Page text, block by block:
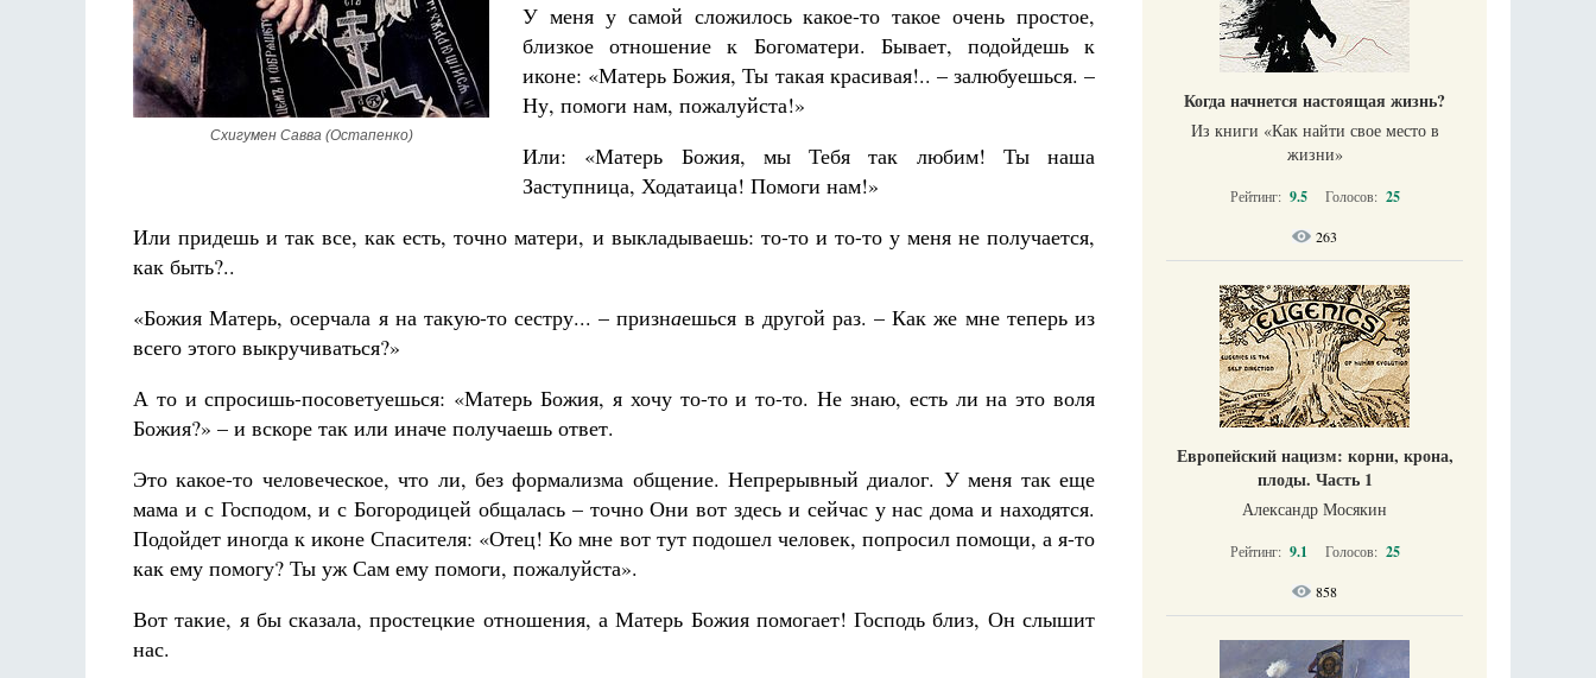
Схигумен Савва (Остапенко)
У меня у самой сложилось какое-то такое очень простое,
близкое отношение к Богоматери. Бывает, подойдешь к
иконе: «Матерь Божия, Ты такая красивая!.. – залюбуешься. –
Ну, помоги нам, пожалуйста!»
Или: «Матерь Божия, мы Тебя так любим! Ты наша
Заступница, Ходатаица! Помоги нам!»
Или придешь и так все, как есть, точно матери, и выкладываешь: то-то и то-то у меня не получается,
как быть?..
«Божия Матерь, осерчала я на такую-то сестру... – признаешься в другой раз. – Как же мне теперь из
всего этого выкручиваться?»
А то и спросишь-посоветуешься: «Матерь Божия, я хочу то-то и то-то. Не знаю, есть ли на это воля
Божия?» – и вскоре так или иначе получаешь ответ.
Это какое-то человеческое, что ли, без формализма общение. Непрерывный диалог. У меня так еще
мама и с Господом, и с Богородицей общалась – точно Они вот здесь и сейчас у нас дома и находятся.
Подойдет иногда к иконе Спасителя: «Отец! Ко мне вот тут подошел человек, попросил помощи, а я-то
как ему помогу? Ты уж Сам ему помоги, пожалуйста».
Вот такие, я бы сказала, простецкие отношения, а Матерь Божия помогает! Господь близ, Он слышит
нас.
Когда начнется настоящая жизнь?
Из книги «Как найти свое место в
жизни​»
Рейтинг: 9.5 Голосов: 25
263
Европейский нацизм: корни, крона,
плоды. Часть 1
Александр Мосякин
Рейтинг: 9.1 Голосов: 25
858